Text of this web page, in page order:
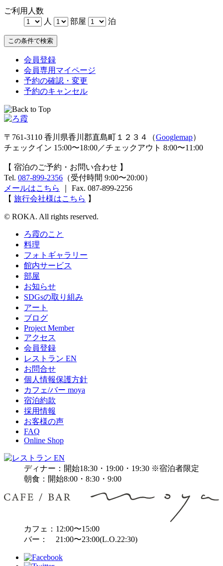
ご利用人数
人
部屋 泊
会員登録
会員専用マイページ
予約の確認・変更
予約のキャンセル
〒761-3110 香川県香川郡直島町１２３４（Googlemap）
チェックイン 15:00〜18:00／チェックアウト 8:00〜11:00
【 宿泊のご予約・お問い合わせ 】
Tel. 087-899-2356 （受付時間 9:00〜20:00）
メールはこちら
｜ Fax. 087-899-2256
【 旅行会社様はこちら 】
© ROKA. All rights reserved.
ろ霞のこと
料理
フォトギャラリー
館内サービス
部屋
お知らせ
SDGsの取り組み
アート
ブログ
Project Member
アクセス
会員登録
レストラン EN
お問合せ
個人情報保護方針
カフェ/バー moya
宿泊約款
採用情報
お客様の声
FAQ
Online Shop
ディナー：開始18:30・19:00・19:30 ※宿泊者限定
朝食：開始8:00・8:30・9:00
カフェ：12:00〜15:00
バー： 21:00〜23:00(L.O.22:30)